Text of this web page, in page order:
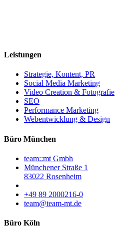
Leistungen
Strategie, Kontent, PR
Social Media Marketing
Video Creation & Fotografie
SEO
Performance Marketing
Webentwicklung & Design
Büro München
team::mt Gmbh
Münchener Straße 1
83022 Rosenheim
+49 89 2000216-0
team@team-mt.de
Büro Köln